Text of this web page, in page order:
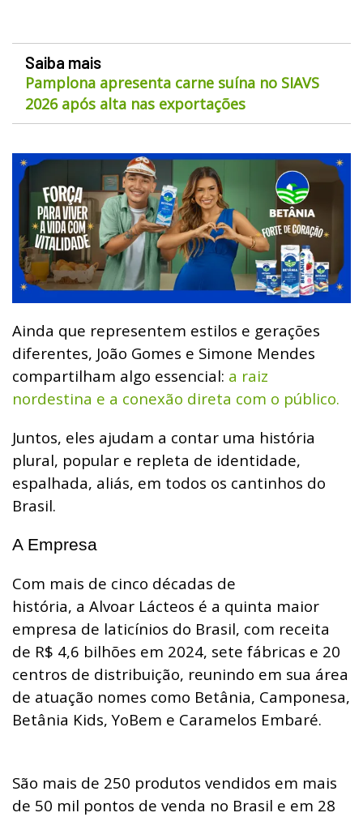
Saiba mais
Pamplona apresenta carne suína no SIAVS
2026 após alta nas exportações
Ainda que representem estilos e gerações
diferentes, João Gomes e Simone Mendes
compartilham algo essencial: a raiz
nordestina e a conexão direta com o público.
Juntos, eles ajudam a contar uma história
plural, popular e repleta de identidade,
espalhada, aliás, em todos os cantinhos do
Brasil.
A Empresa
Com mais de cinco décadas de
história, a Alvoar Lácteos é a quinta maior
empresa de laticínios do Brasil, com receita
de R$ 4,6 bilhões em 2024, sete fábricas e 20
centros de distribuição, reunindo em sua área
de atuação nomes como Betânia, Camponesa,
Betânia Kids, YoBem e Caramelos Embaré.
São mais de 250 produtos vendidos em mais
de 50 mil pontos de venda no Brasil e em 28